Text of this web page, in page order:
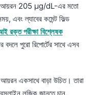
আয়রন 205 µg/dL-এর মতো
এবং ল্যাবের কমেন্ট ফিল্ড
রক্ত পরীক্ষা বিশ্লেষক
বদলে পুরো রিপোর্টের সাথে এসব
আয়রন একসাথে বাড়া উচিত। তারা
লজিক জানতে চান,